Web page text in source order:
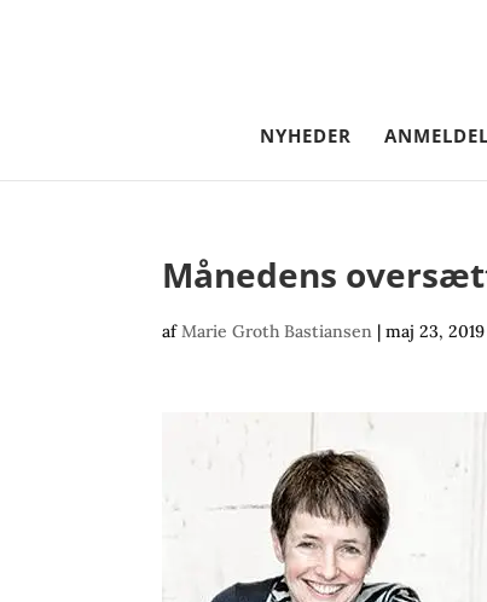
NYHEDER
Månedens
afMarie Groth Bastiansen |maj 23, 2019